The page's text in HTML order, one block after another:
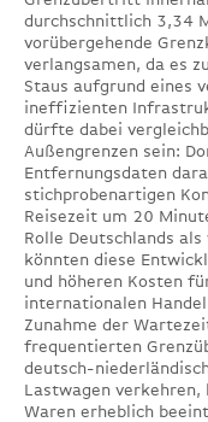
durchschnittlich 3,34
vorübergehende
verlangsamen, da es
Staus aufgrund eines
ineffizienten
dürfte dabei
Außengrenzen sein:
Entfernungsdaten
stichprobenartigen
Reisezeit um 20
Rolle Deutschlands
könnten diese
und höheren Kosten
internationalen
Zunahme der
frequentierten
deutsch-
Lastwagen
Waren erheblich